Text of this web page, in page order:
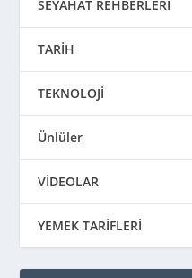
SEYAHAT REHBERLERİ
TARİH
TEKNOLOJİ
Ünlüler
VİDEOLAR
YEMEK TARİFLERİ